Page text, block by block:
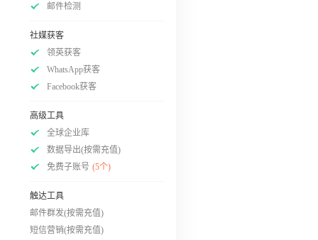
邮件检测
社媒获客
领英获客
WhatsApp获客
Facebook获客
高级工具
全球企业库
数据导出(按需充值)
免费子账号 (5个)
触达工具
邮件群发(按需充值)
短信营销(按需充值)